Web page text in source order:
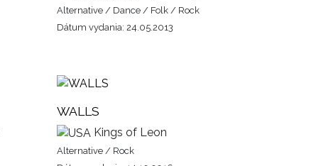
Alternative / Dance / Folk / Rock
Dátum vydania: 24.05.2013
WALLS
Kings of Leon
Alternative / Rock